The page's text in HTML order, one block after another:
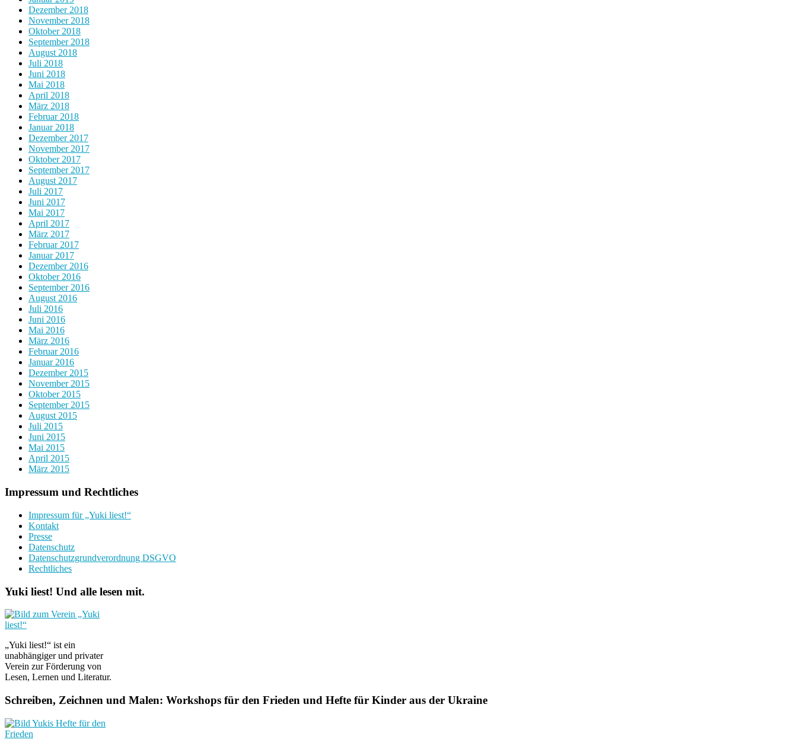
Dezember 2018
November 2018
Oktober 2018
September 2018
August 2018
Juli 2018
Juni 2018
Mai 2018
April 2018
März 2018
Februar 2018
Januar 2018
Dezember 2017
November 2017
Oktober 2017
September 2017
August 2017
Juli 2017
Juni 2017
Mai 2017
April 2017
März 2017
Februar 2017
Januar 2017
Dezember 2016
Oktober 2016
September 2016
August 2016
Juli 2016
Juni 2016
Mai 2016
März 2016
Februar 2016
Januar 2016
Dezember 2015
November 2015
Oktober 2015
September 2015
August 2015
Juli 2015
Juni 2015
Mai 2015
April 2015
März 2015
Impressum und Rechtliches
Impressum für „Yuki liest!“
Kontakt
Presse
Datenschutz
Datenschutzgrundverordnung DSGVO
Rechtliches
Yuki liest! Und alle lesen mit.
„Yuki liest!“ ist ein
unabhängiger und privater
Verein zur Förderung von
Lesen, Lernen und Literatur.
Schreiben, Zeichnen und Malen: Workshops für den Frieden und Hefte für Kinder aus der Ukraine